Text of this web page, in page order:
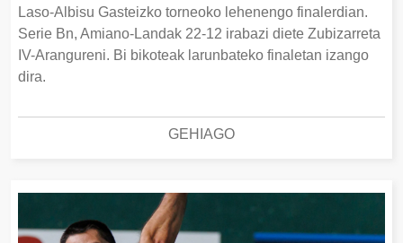
Laso-Albisu Gasteizko torneoko lehenengo finalerdian.
Serie Bn, Amiano-Landak 22-12 irabazi diete Zubizarreta
IV-Arangureni. Bi bikoteak larunbateko finaletan izango
dira.
GEHIAGO